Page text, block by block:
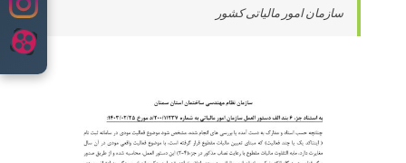
سازمان امور مالیاتی کشور